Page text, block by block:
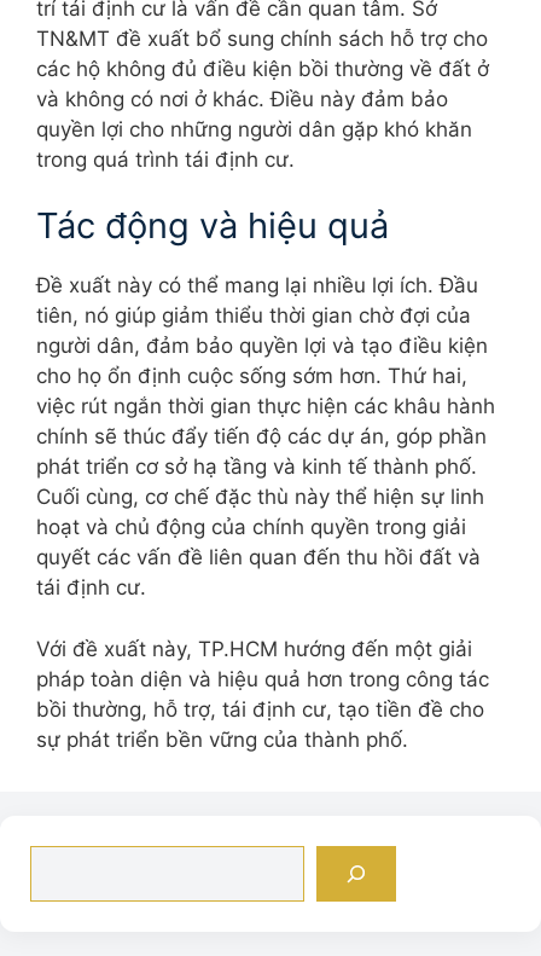
trí tái định cư là vấn đề cần quan tâm. Sở
TN&MT đề xuất bổ sung chính sách hỗ trợ cho
các hộ không đủ điều kiện bồi thường về đất ở
và không có nơi ở khác. Điều này đảm bảo
quyền lợi cho những người dân gặp khó khăn
trong quá trình tái định cư.
Tác động và hiệu quả
Đề xuất này có thể mang lại nhiều lợi ích. Đầu
tiên, nó giúp giảm thiểu thời gian chờ đợi của
người dân, đảm bảo quyền lợi và tạo điều kiện
cho họ ổn định cuộc sống sớm hơn. Thứ hai,
việc rút ngắn thời gian thực hiện các khâu hành
chính sẽ thúc đẩy tiến độ các dự án, góp phần
phát triển cơ sở hạ tầng và kinh tế thành phố.
Cuối cùng, cơ chế đặc thù này thể hiện sự linh
hoạt và chủ động của chính quyền trong giải
quyết các vấn đề liên quan đến thu hồi đất và
tái định cư.
Với đề xuất này, TP.HCM hướng đến một giải
pháp toàn diện và hiệu quả hơn trong công tác
bồi thường, hỗ trợ, tái định cư, tạo tiền đề cho
sự phát triển bền vững của thành phố.